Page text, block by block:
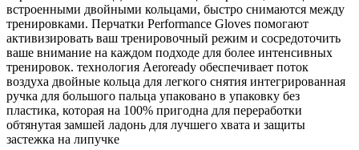
встроенными двойными кольцами, быстро снимаются между
тренировками. Перчатки Performance Gloves помогают
активизировать ваш тренировочный режим и сосредоточить
ваше внимание на каждом подходе для более интенсивных
тренировок. технология Aeroready обеспечивает поток
воздуха двойные кольца для легкого снятия интегрированная
ручка для большого пальца упаковано в упаковку без
пластика, которая на 100% пригодна для переработки
обтянутая замшей ладонь для лучшего хвата и защиты
застежка на липучке